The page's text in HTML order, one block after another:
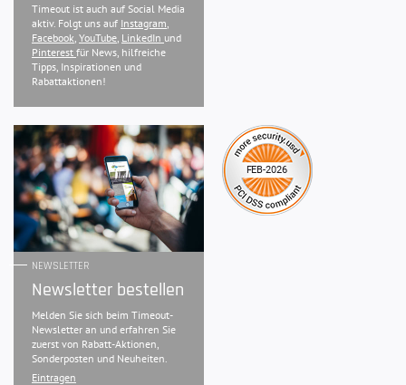
Timeout ist auch auf Social Media
aktiv. Folgt uns auf Instagram
Facebook YouTube LinkedIn und
Pinterest für News, hilfreiche
Tipps, Inspirationen und
Rabattaktionen!
NEWSLETTER
Newsletter bestellen
Melden Sie sich beim Timeout-
Newsletter an und erfahren Sie
zuerst von Rabatt-Aktionen,
Sonderposten und Neuheiten.
Eintragen